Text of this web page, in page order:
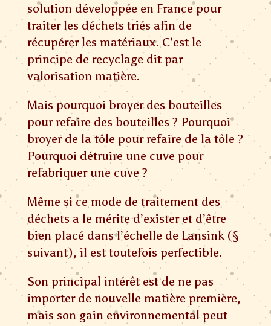
solution développée en France pour
traiter les déchets triés afin de
récupérer les matériaux. C’est le
principe de recyclage dit par
valorisation matière.
Mais pourquoi broyer des bouteilles
pour refaire des bouteilles ? Pourquoi
broyer de la tôle pour refaire de la tôle ?
Pourquoi détruire une cuve pour
refabriquer une cuve ?
Même si ce mode de traitement des
déchets a le mérite d’exister et d’être
bien placé dans l’échelle de Lansink (§
suivant), il est toutefois perfectible.
Son principal intérêt est de ne pas
importer de nouvelle matière première,
mais son gain environnemental peut